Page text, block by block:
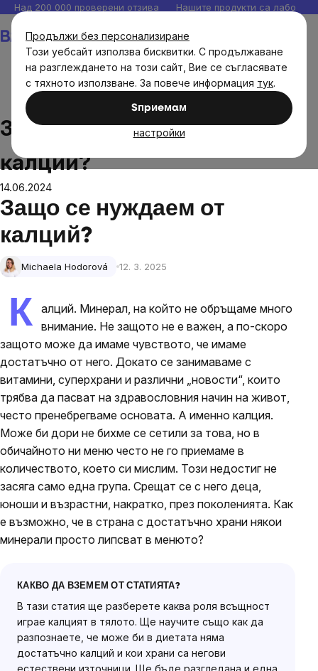
Продължи без персонализиране
Този уебсайт използва бисквитки. С продължаване
на разглеждането на този сайт, Вие се съгласявате
с тяхното използване. За повече информация тук.
Sпpиeмaм
настройки
Прескочи
към
съдържанието
Над 200 000 проверени отзива Нашите продукти са
Защо се нуждаем от калций?
Защо се нуждаем от
калций?
14.06.2024
Защо се нуждаем от
калций?
Michaela Hodorová 12. 3. 2025
К алций. Минерал, на който не обръщаме много
внимание. Не защото не е важен, а по-скоро
защото може да имаме чувството, че имаме
достатъчно от него. Докато се занимаваме с
витамини, суперхрани и различни „новости“, които
трябва да пасват на здравословния начин на живот,
често пренебрегваме основата. А именно калция.
Може би дори не бихме се сетили за това, но в
обичайното ни меню често не го приемаме в
количеството, което си мислим. Този недостиг не
засяга само една група. Срещат се с него деца,
юноши и възрастни, накратко, през поколенията. Как
е възможно, че в страна с достатъчно храни някои
минерали просто липсват в менюто?
КАКВО ДА ВЗЕМЕМ ОТ СТАТИЯТА?
В тази статия ще разберете каква роля всъщност
играе калцият в тялото. Ще научите също как да
разпознаете, че може би в диетата няма
достатъчно калций и кои храни са негови
естествени източници. Ще бъде разгледана и една